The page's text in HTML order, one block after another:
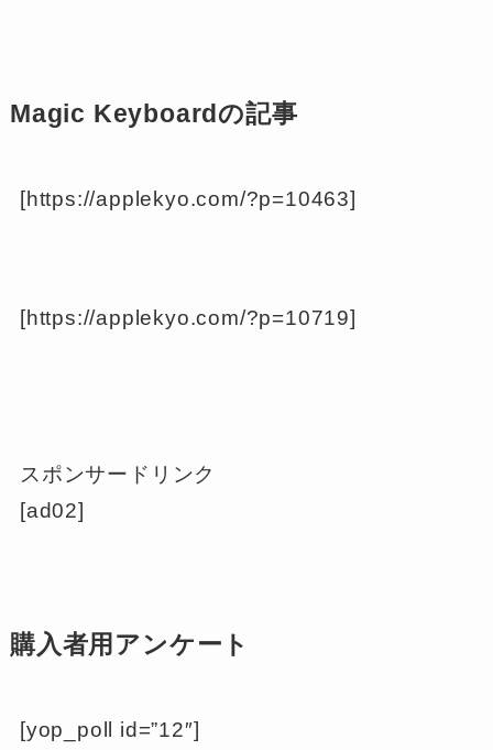
Magic Keyboardの記事
[https://applekyo.com/?p=10463]
[https://applekyo.com/?p=10719]
スポンサードリンク
[ad02]
購入者用アンケート
[yop_poll id=”12″]